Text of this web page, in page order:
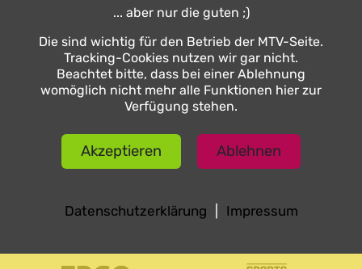
Sponsoren
... aber nur die guten ;)
Die sind wichtig für den Betrieb der MTV-Seite.
Tracking-Cookies nutzen wir gar nicht.
Beachtet bitte, dass bei einer Ablehnung
womöglich nicht mehr alle Funktionen hier zur
Verfügung stehen.
Akzeptieren Ablehnen
Datenschutzerklärung Impressum